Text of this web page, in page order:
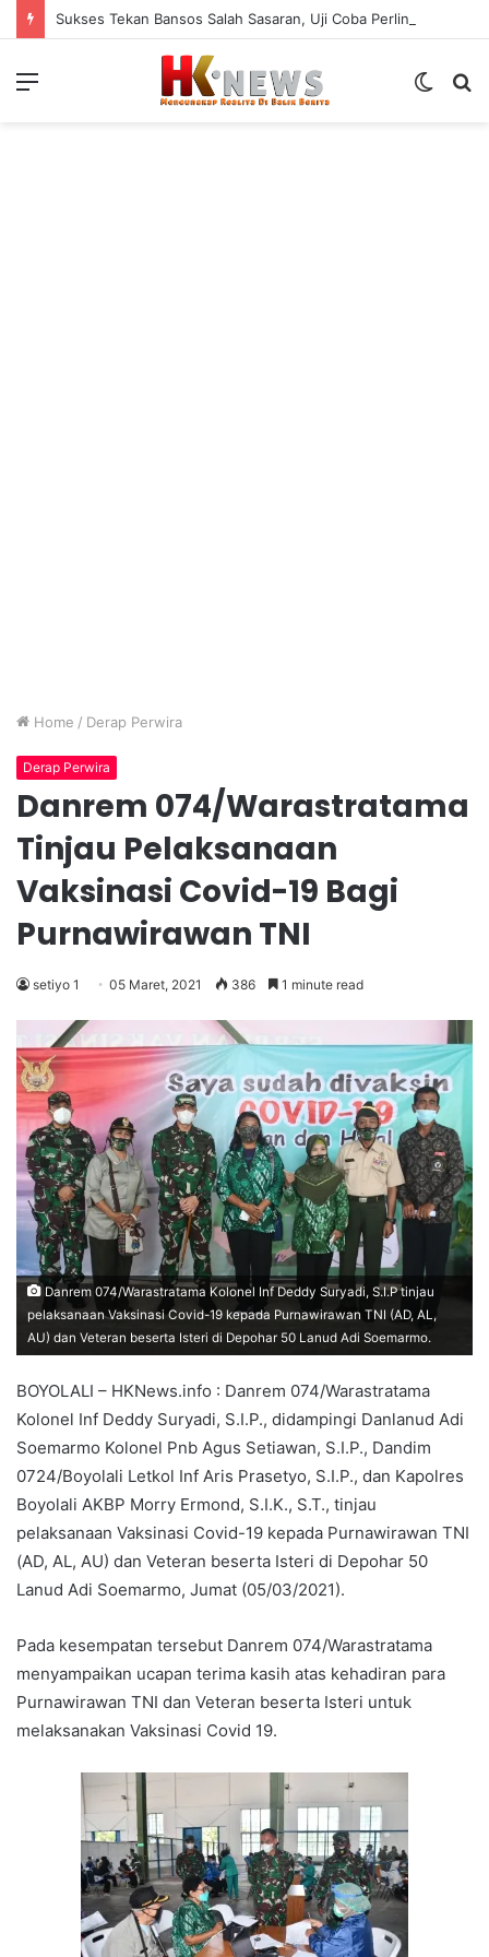
Menu
Switch
Home / Derap Perwira
Derap Perwira
Danrem 074/Warastratama
Tinjau Pelaksanaan
Vaksinasi Covid-19 Bagi
Purnawirawan TNI
setiyo 1 05 Maret, 2021 386 1 minute read
Danrem 074/Warastratama Kolonel Inf Deddy Suryadi, S.I.P tinjau
pelaksanaan Vaksinasi Covid-19 kepada Purnawirawan TNI (AD, AL,
AU) dan Veteran beserta Isteri di Depohar 50 Lanud Adi Soemarmo.
BOYOLALI – HKNews.info : Danrem 074/Warastratama
Kolonel Inf Deddy Suryadi, S.I.P., didampingi Danlanud Adi
Soemarmo Kolonel Pnb Agus Setiawan, S.I.P., Dandim
0724/Boyolali Letkol Inf Aris Prasetyo, S.I.P., dan Kapolres
Boyolali AKBP Morry Ermond, S.I.K., S.T., tinjau
pelaksanaan Vaksinasi Covid-19 kepada Purnawirawan TNI
(AD, AL, AU) dan Veteran beserta Isteri di Depohar 50
Lanud Adi Soemarmo, Jumat (05/03/2021).
Pada kesempatan tersebut Danrem 074/Warastratama
menyampaikan ucapan terima kasih atas kehadiran para
Purnawirawan TNI dan Veteran beserta Isteri untuk
melaksanakan Vaksinasi Covid 19.